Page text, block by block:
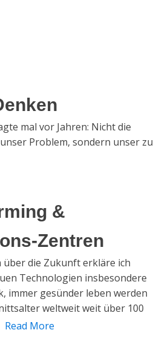
mal vor Jahren: Nicht die
Problem, sondern unser zu
&
Zentren
die Zukunft erkläre ich
Technologien insbesondere
immer gesünder leben werden
weltweit weit über 100
mit der wachsenden
zu Folge im Jahr
Read More